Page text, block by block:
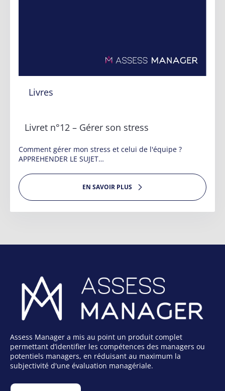
Livres
Livret n°12 – Gérer son stress
Comment gérer mon stress et celui de l'équipe ?
APPREHENDER LE SUJET…
EN SAVOIR PLUS
Assess Manager a mis au point un produit complet
permettant d’identifier les compétences des managers ou
potentiels managers, en réduisant au maximum la
subjectivité d'une évaluation managériale.